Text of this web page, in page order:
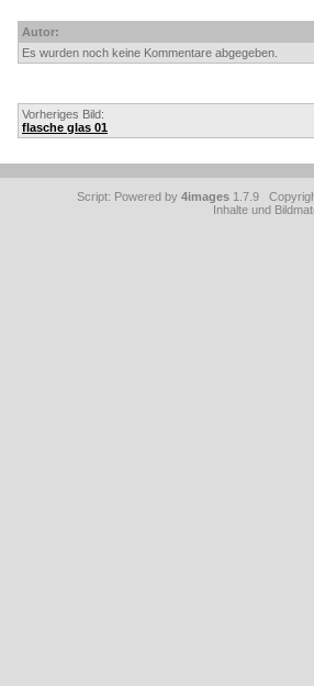
Autor:
Es wurden noch keine Kommentare abgegeben.
Vorheriges Bild:
flasche glas 01
Script: Powered by 4images 1.7.9
Inhalte und